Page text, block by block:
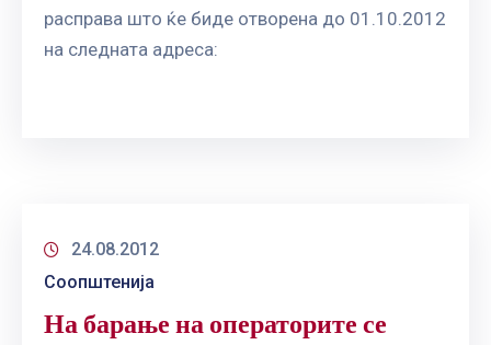
расправа што ќе биде отворена до 01.10.2012
на следната адреса:
24.08.2012
Соопштенија
На барање на операторите се